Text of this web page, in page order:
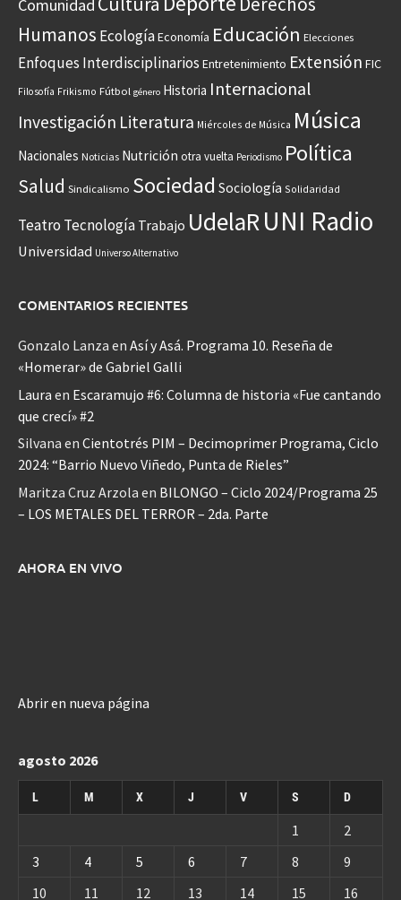
Comunidad
Humanos EcologíaEconomía Educación Elecciones
Enfoques Interdisciplinarios Entretenimiento Extensión FIC
Filosofía Frikismo Fútbol género Historia Internacional
Investigación Literatura Miércoles de Música Música
Nacionales Noticias Nutrición otra vuelta Periodismo Política
Salud Sindicalismo Sociedad Sociología Solidaridad
Teatro Tecnología Trabajo UdelaRUNI Radio
Universidad Universo Alternativo
COMENTARIOS RECIENTES
Gonzalo Lanza en Así y Asá. Programa 10. Reseña de
«Homerar» de Gabriel Galli
Laura en Escaramujo #6: Columna de historia «Fue cantando
que crecí» #2
Silvana en Cientotrés PIM – Decimoprimer Programa, Ciclo
2024: “Barrio Nuevo Viñedo, Punta de Rieles”
Maritza Cruz Arzola en BILONGO – Ciclo 2024/Programa 25
– LOS METALES DEL TERROR – 2da. Parte
AHORA EN VIVO
Abrir en nueva página
agosto 2026
L M X J V S D
1
2
3
4 5 6 7 8
9
10
11 12 13 14 15 16